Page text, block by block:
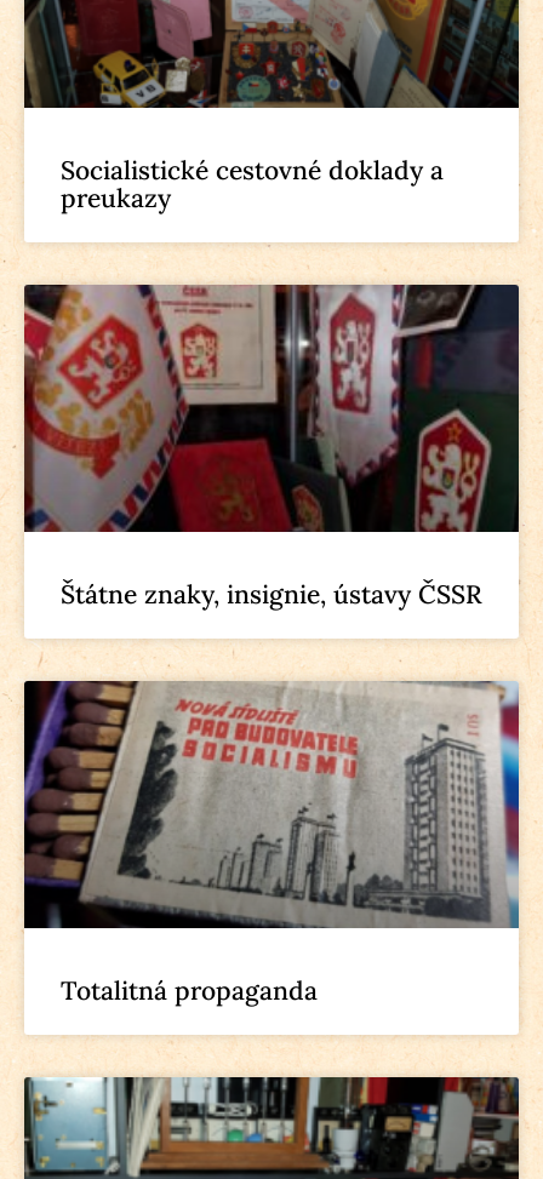
Socialistické cestovné doklady a
preukazy
Štátne znaky, insignie, ústavy ČSSR
Totalitná propaganda